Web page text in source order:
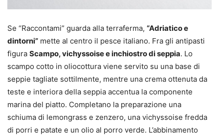
Se “Raccontami” guarda alla terraferma, “Adriatico e
dintorni” mette al centro il pesce italiano. Fra gli antipasti
figura Scampo, vichyssoise e inchiostro di seppia. Lo
scampo cotto in oliocottura viene servito su una base di
seppie tagliate sottilmente, mentre una crema ottenuta da
teste e interiora della seppia accentua la componente
marina del piatto. Completano la preparazione una
schiuma di lemongrass e zenzero, una vichyssoise fredda
di porri e patate e un olio al porro verde. L’abbinamento